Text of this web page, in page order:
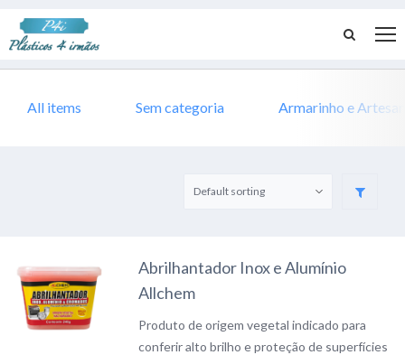
All items Sem categoria Armarinho e
Abrilhantador Inox e Alumínio
Allchem
Produto de origem vegetal indicado para
conferir alto brilho e proteção de superfícies